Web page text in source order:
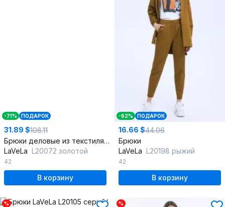
-71% ПОДАРОК
31.89 $108.11
Брюки деловые из текстиля с поясом и классическим кроем
LaVeLa L20072 золотой
42
В корзину
-62% ПОДАРОК
16.66 $44.06
Брюки
LaVeLa L20198 рыжий
42
В корзину
% %